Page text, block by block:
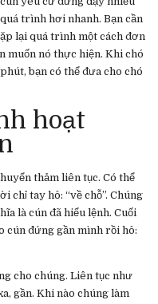
trình hơi nhanh. Bạn cần
lại quá trình một cách đơn
muốn nó thực hiện. Khi chó
bạn có thể đưa cho chó
hoạt
thảm liên tục. Có thể
chỉ tay hô: “về chỗ”. Chúng
là cún đã hiểu lệnh. Cuối
cún đứng gần mình rồi hô:
cho chúng. Liên tục như
gần. Khi nào chúng làm